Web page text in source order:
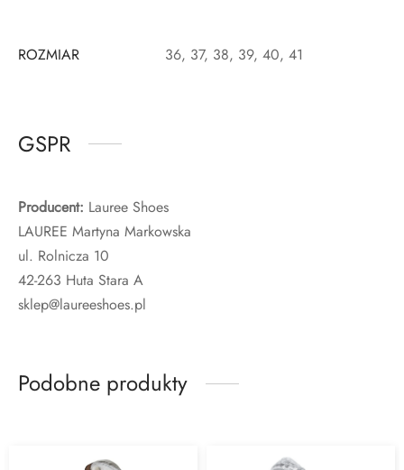
ROZMIAR 36, 37, 38, 39, 40, 41
GSPR
Producent: Lauree Shoes
LAUREE Martyna Markowska
ul. Rolnicza 10
42-263 Huta Stara A
sklep@laureeshoes.pl
Podobne produkty